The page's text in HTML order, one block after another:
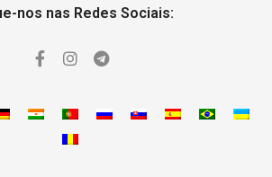
nos nas Redes Sociais: